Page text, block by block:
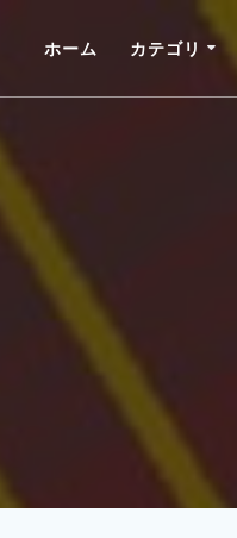
ホーム カテゴリ